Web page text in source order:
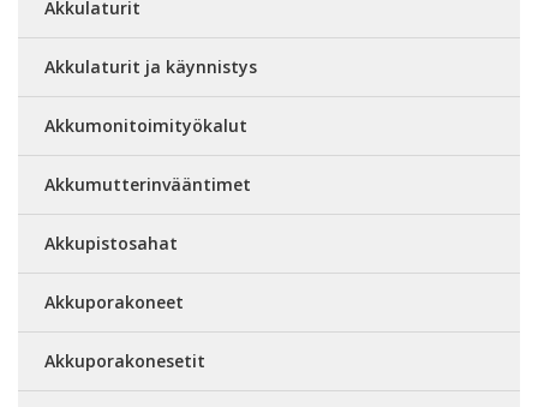
Akkulaturit
Akkulaturit ja käynnistys
Akkumonitoimityökalut
Akkumutterinvääntimet
Akkupistosahat
Akkuporakoneet
Akkuporakonesetit